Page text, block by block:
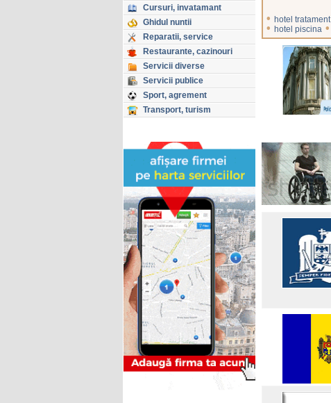
Cursuri, invatamant
Ghidul nuntii
Reparatii, service
Restaurante, cazinouri
Servicii diverse
Servicii publice
Sport, agrement
Transport, turism
• hotel tratament
• hotel piscina •